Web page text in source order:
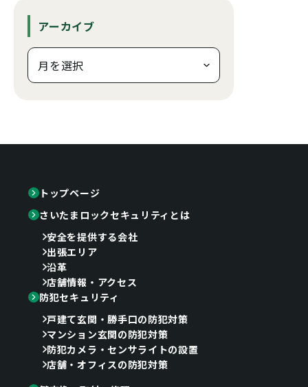
アーカイブ
トップページ
さいたまロックセキュリティとは
安全を提供する会社
出張エリア
沿革
店舗情報・アクセス
防犯セキュリティ
戸建て玄関・勝手口の防犯対策
マンション玄関の防犯対策
防犯カメラ・センサライトの設置
店舗・オフィスの防犯対策